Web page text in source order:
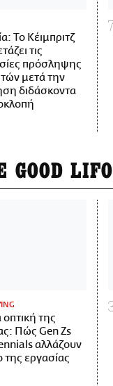
Το Κέιμπριτζ
τις
πρόσληψης
μετά την
διδάσκοντα
GOOD LIFO
οπτική της
Πώς Gen Zs
αλλάζουν
της εργασίας